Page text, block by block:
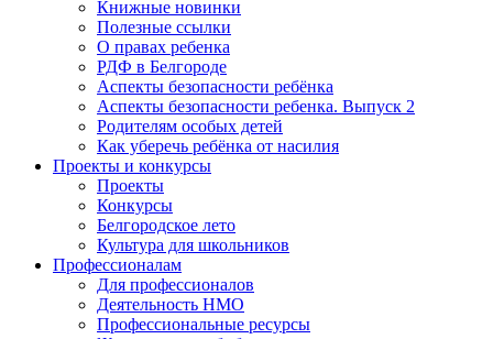
Книжные новинки
Полезные ссылки
О правах ребенка
РДФ в Белгороде
Аспекты безопасности ребёнка
Аспекты безопасности ребенка. Выпуск 2
Родителям особых детей
Как уберечь ребёнка от насилия
Проекты и конкурсы
Проекты
Конкурсы
Белгородское лето
Культура для школьников
Профессионалам
Для профессионалов
Деятельность НМО
Профессиональные ресурсы